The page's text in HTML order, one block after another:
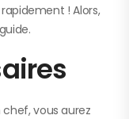
! Alors,
vous aurez